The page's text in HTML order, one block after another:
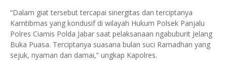
“Dalam giat tersebut tercapai sinergitas dan terciptanya
Kamtibmas yang kondusif di wilayah Hukum Polsek Panjalu
Polres Ciamis Polda Jabar saat pelaksanaan ngabuburit Jelang
Buka Puasa. Terciptanya suasana bulan suci Ramadhan yang
sejuk, nyaman dan damai,” ungkap Kapolres.